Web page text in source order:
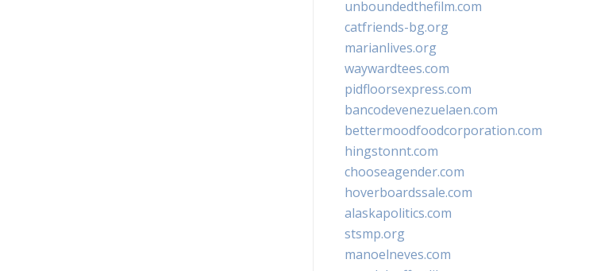
unboundedthefilm.com
catfriends-bg.org
marianlives.org
waywardtees.com
pidfloorsexpress.com
bancodevenezuelaen.com
bettermoodfoodcorporation.com
hingstonnt.com
chooseagender.com
hoverboardssale.com
alaskapolitics.com
stsmp.org
manoelneves.com